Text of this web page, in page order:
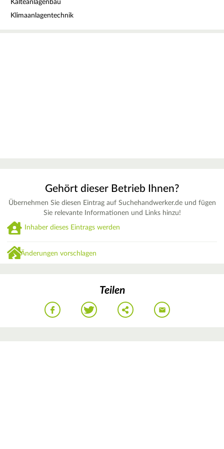
Kälteanlagenbau
Klimaanlagentechnik
Gehört dieser Betrieb Ihnen?
Übernehmen Sie diesen Eintrag auf Suchehandwerker.de und fügen
Sie relevante Informationen und Links hinzu!
Inhaber dieses Eintrags werden
Änderungen vorschlagen
Teilen